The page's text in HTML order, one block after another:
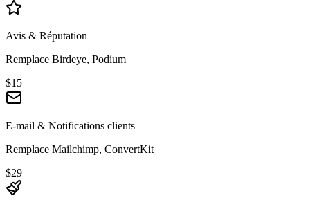
Avis & Réputation
Remplace Birdeye, Podium
$15
E-mail & Notifications clients
Remplace Mailchimp, ConvertKit
$29